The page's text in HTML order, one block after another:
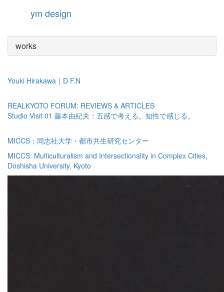
ym design
works
Youki Hirakawa｜D.F.N
REALKYOTO FORUM: REVIEWS & ARTICLES
Studio Visit 01 藤本由紀夫：五感で考える。知性で感じる。
MICCS：同志社大学・都市共生研究センター
MICCS: Multiculturalism and Intersectionality in Complex Cities,
Doshisha University, Kyoto